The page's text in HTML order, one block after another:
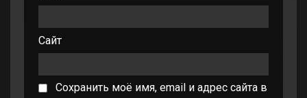
Сайт
Сохранить моё имя, email и адрес сайта в